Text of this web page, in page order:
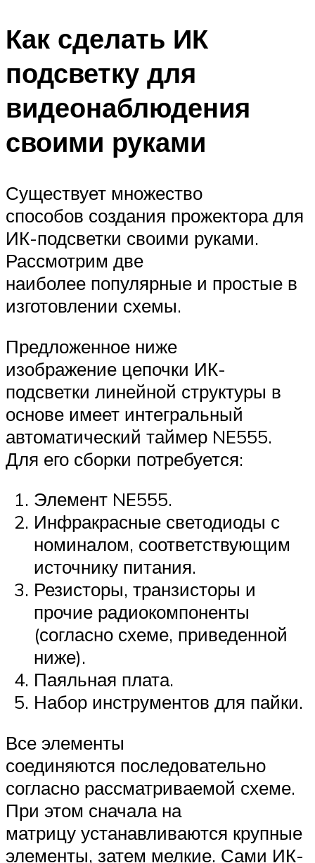
Как сделать ИК
подсветку для
видеонаблюдения
своими руками
Существует множество
способов создания прожектора для
ИК-подсветки своими руками.
Рассмотрим две
наиболее популярные и простые в
изготовлении схемы.
Предложенное ниже
изображение цепочки ИК-
подсветки линейной структуры в
основе имеет интегральный
автоматический таймер NE555.
Для его сборки потребуется:
Элемент NE555.
Инфракрасные светодиоды с
номиналом, соответствующим
источнику питания.
Резисторы, транзисторы и
прочие радиокомпоненты
(согласно схеме, приведенной
ниже).
Паяльная плата.
Набор инструментов для пайки.
Все элементы
соединяются последовательно
согласно рассматриваемой схеме.
При этом сначала на
матрицу устанавливаются крупные
элементы, затем мелкие. Сами ИК-